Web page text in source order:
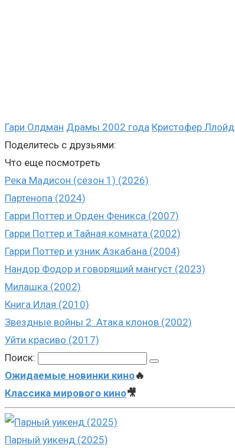
Гари Олдман Драмы 2002 года Кристофер Ллойд
Поделитесь с друзьями:
Что еще посмотреть
Река Мадисон (сезон 1) (2026)
Партенопа (2024)
Гарри Поттер и Орден Феникса (2007)
Гарри Поттер и Тайная комната (2002)
Гарри Поттер и узник Азкабана (2004)
Нандор Фодор и говорящий мангуст (2023)
Милашка (2002)
Книга Илая (2010)
Звездные войны 2: Атака клонов (2002)
Уйти красиво (2017)
Поиск:
Ожидаемые новинки кино🔥
Классика мирового кино🎥
Парный уикенд (2025)